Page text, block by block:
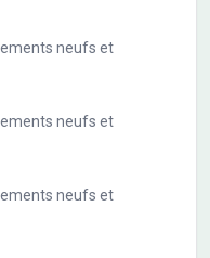
neufs et
neufs et
neufs et